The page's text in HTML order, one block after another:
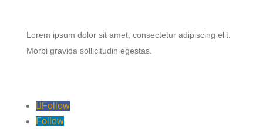
Lorem ipsum dolor sit amet, consectetur adipiscing elit.
Morbi gravida sollicitudin egestas.
Follow
Follow